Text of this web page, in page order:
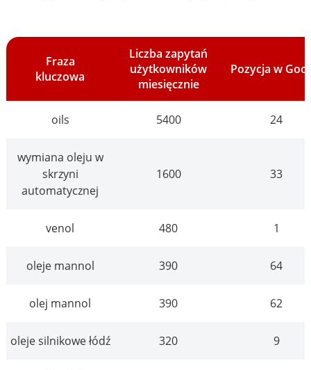
Fraza
kluczowa
Liczba zapytań
użytkowników
miesięcznie
Pozycja w
oils 5400 24
wymiana oleju w
skrzyni
automatycznej
1600 33
venol 480 1
oleje mannol 390 64
olej mannol 390 62
oleje silnikowe łódź 320 9